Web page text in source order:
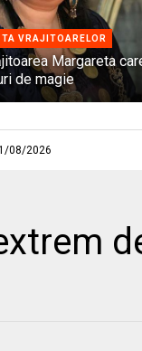
VRAJITOARELOR
Margareta
de magie
08/2026